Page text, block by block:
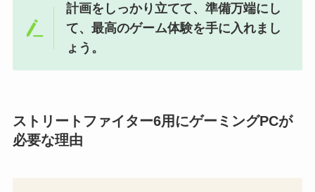
計画をしっかり立てて、準備万端にし
て、最高のゲーム体験を手に入れまし
ょう。
ストリートファイター6用にゲーミングPCが
必要な理由